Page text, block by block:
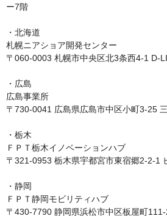
ー7階
・北海道
札幌ニアショア開発センター
〒060-0003 札幌市中央区北3条西4-1 D-
・広島
広島事業所
〒730-0041 広島県広島市中区小町3-25
・栃木
ＦＰＴ栃木イノベーションハブ
〒321-0953 栃木県宇都宮市東宿郷2-2-1
・静岡
ＦＰＴ静岡モビリティハブ
〒430-7790 静岡県浜松市中区板屋町